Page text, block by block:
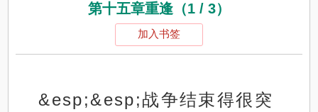
第十五章重逢（1 / 3）
加入书签
&esp;&esp;战争结束得很突